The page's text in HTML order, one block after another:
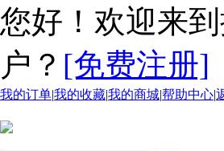
您好！欢迎来
户？ [免费注册]
我的订单|我的收藏|我的商城|帮助中心|